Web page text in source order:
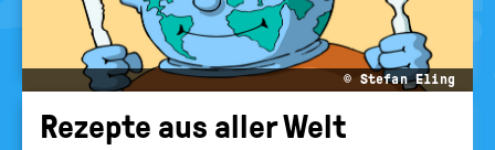
© Stefan Eling
Re­zep­te aus aller Welt